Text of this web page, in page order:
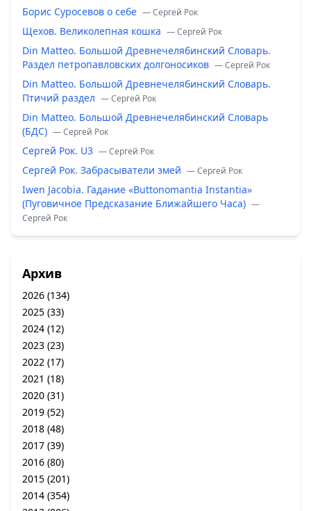
Борис Суросевов о себе — Сергей Рок
Щехов. Великолепная кошка — Сергей Рок
Din Matteo. Большой Древнечелябинский Словарь.
Раздел петропавловских долгоносиков — Сергей Рок
Din Matteo. Большой Древнечелябинский Словарь.
Птичий раздел — Сергей Рок
Din Matteo. Большой Древнечелябинский Словарь
(БДС) — Сергей Рок
Сергей Рок. U3 — Сергей Рок
Сергей Рок. Забрасыватели змей — Сергей Рок
Iwen Jacobia. Гадание «Buttonomantia Instantia»
(Пуговичное Предсказание Ближайшего Часа) —
Сергей Рок
Архив
2026 (134)
2025 (33)
2024 (12)
2023 (23)
2022 (17)
2021 (18)
2020 (31)
2019 (52)
2018 (48)
2017 (39)
2016 (80)
2015 (201)
2014 (354)